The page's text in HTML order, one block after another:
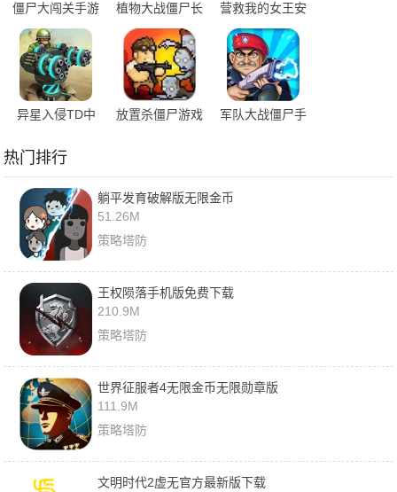
僵尸大闯关手游
安卓版下载
植物大战僵尸长
城版
营救我的女王安
卓版
异星入侵TD中
放置杀僵尸游戏
军队大战僵尸手
热门排行
躺平发育破解版无限金币
51.26M
策略塔防
王权陨落手机版免费下载
210.9M
策略塔防
世界征服者4无限金币无限勋章版
111.9M
策略塔防
文明时代2虚无官方最新版下载